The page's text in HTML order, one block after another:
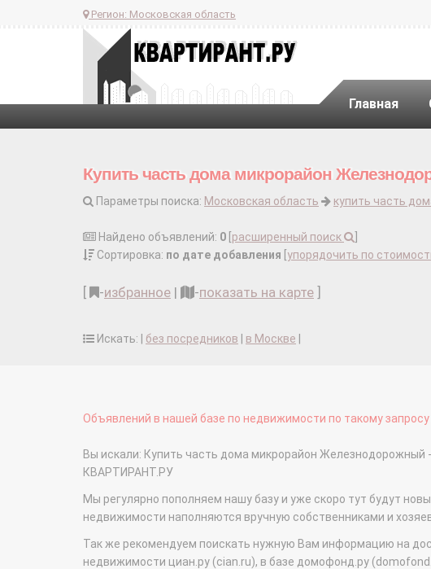
Регион: Московская область
Главная
Купить часть дома микрорайон
Параметры поиска: Московская область купить часть
Найдено объявлений: 0 расширенный поиск
Сортировка: по дате добавления упорядочить по
-избранное | -показать на карте
Искать: | без посредников в Москве
Объявлений в нашей базе по недвижимости по такому запросу
Вы искали: Купить часть дома микрорайон
КВАРТИРАНТ.РУ
Мы регулярно пополняем нашу базу и уже скоро тут будут
недвижимости наполняются вручную собственниками и
Так же рекомендуем поискать нужную Вам информацию на
недвижимости циан.ру (cian.ru), в базе домофонд.ру